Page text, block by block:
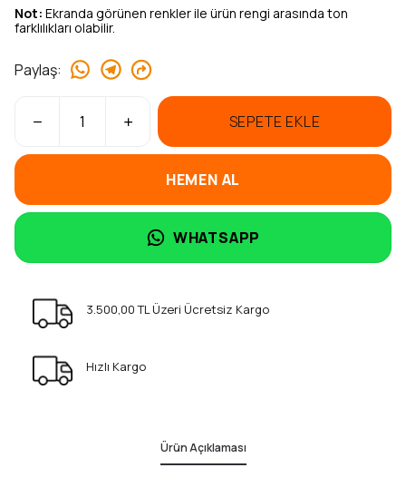
Not: Ekranda görünen renkler ile ürün rengi arasında ton
farklılıkları olabilir.
Paylaş:
SEPETE EKLE
HEMEN AL
WHATSAPP
3.500,00 TL Üzeri Ücretsiz Kargo
Hızlı Kargo
Ürün Açıklaması